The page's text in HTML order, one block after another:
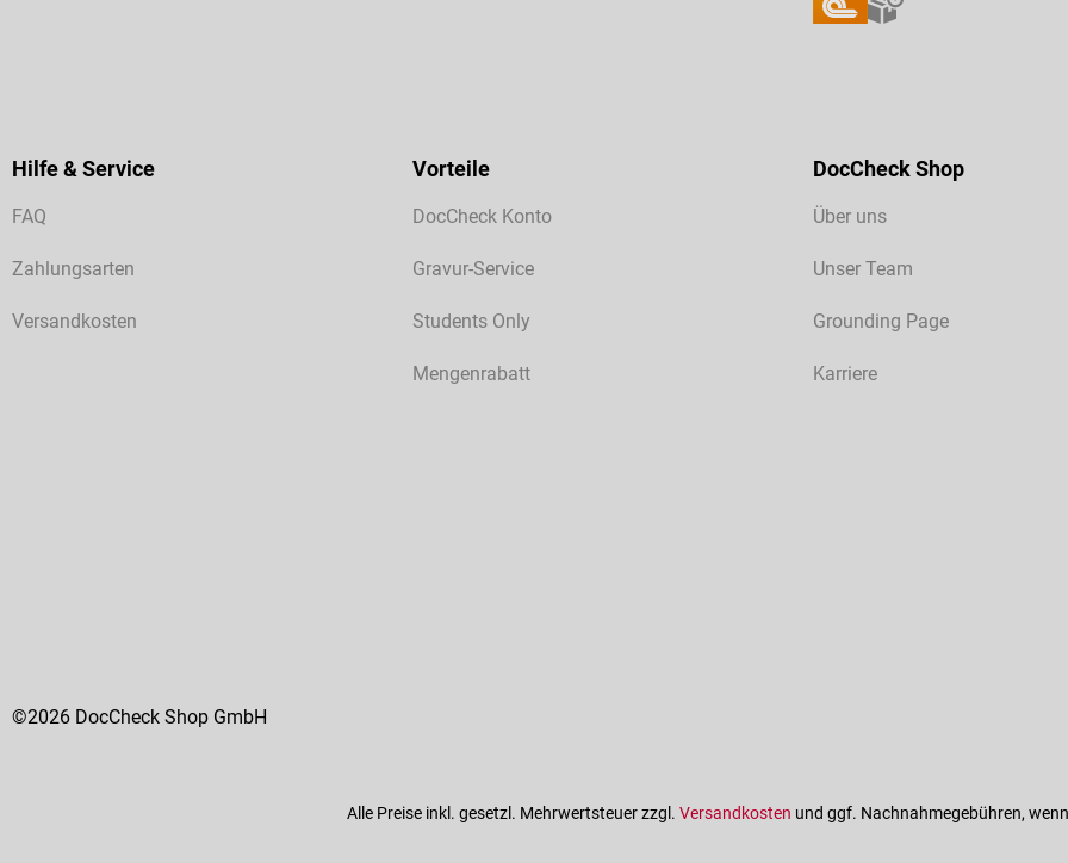
Hilfe & Service
FAQ
Zahlungsarten
Versandkosten
Vorteile
DocCheck Konto
Gravur-Service
Students Only
Mengenrabatt
DocCheck Shop
Über uns
Unser Team
Grounding Page
Karriere
©2026 DocCheck Shop GmbH
Alle Preise inkl. gesetzl. Mehrwertsteuer zzgl. Versandkosten und ggf. Nachnahmegebühren,